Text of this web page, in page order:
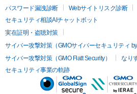
パスワード漏洩診断
Webサイトリスク診断
セキュリティ相談AIチャットボット
実在証明・盗聴対策
サイバー攻撃対策（GMOサイバーセキュリティ by
サイバー攻撃対策（GMO Flatt Security）
なり
セキュリティ事業の軌跡